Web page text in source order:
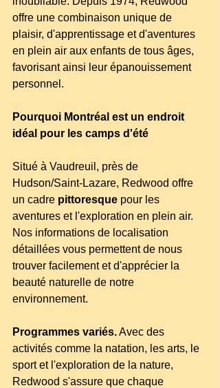
offre une combinaison unique de
plaisir, d'apprentissage et d'aventures
en plein air aux enfants de tous âges,
favorisant ainsi leur épanouissement
personnel.
Pourquoi Montréal est un endroit
idéal pour les camps d'été
Situé à Vaudreuil, près de
Hudson/Saint-Lazare, Redwood offre
un cadre pittoresque pour les
aventures et l'exploration en plein air.
Nos informations de localisation
détaillées vous permettent de nous
trouver facilement et d'apprécier la
beauté naturelle de notre
environnement.
Programmes variés. Avec des
activités comme la natation, les arts, le
sport et l'exploration de la nature,
Redwood s'assure que chaque